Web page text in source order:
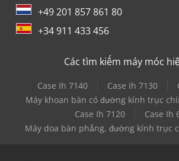
+49 201 857 861 80
+34 911 433 456
Các tìm kiếm máy móc
Case Ih 7140 Case Ih 7130
Máy khoan bàn có đường kính trục
Case Ih 7120
Case Ih
Máy doa bàn phẳng, đường kính trục